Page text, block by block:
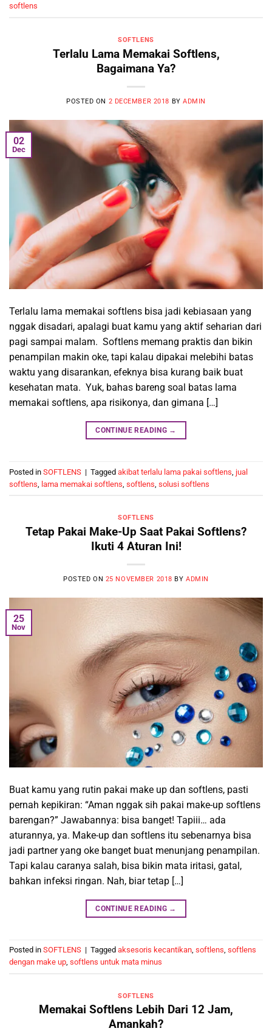
softlens
SOFTLENS
Terlalu Lama Memakai Softlens,
Bagaimana Ya?
POSTED ON 2 DECEMBER 2018 BYADMIN
02
Dec
Terlalu lama memakai softlens bisa jadi kebiasaan yang
nggak disadari, apalagi buat kamu yang aktif seharian dari
pagi sampai malam. Softlens memang praktis dan bikin
penampilan makin oke, tapi kalau dipakai melebihi batas
waktu yang disarankan, efeknya bisa kurang baik buat
kesehatan mata. Yuk, bahas bareng soal batas lama
memakai softlens, apa risikonya, dan gimana […]
CONTINUE READING →
Posted in SOFTLENS | Tagged akibat terlalu lama pakai softlens jual
softlens lama memakai softlens softlens solusi softlens
SOFTLENS
Tetap Pakai Make-Up Saat Pakai Softlens?
Ikuti 4 Aturan Ini!
POSTED ON 25 NOVEMBER 2018 BY ADMIN
25
Nov
Buat kamu yang rutin pakai make up dan softlens, pasti
pernah kepikiran: “Aman nggak sih pakai make-up softlens
barengan?” Jawabannya: bisa banget! Tapiii… ada
aturannya, ya. Make-up dan softlens itu sebenarnya bisa
jadi partner yang oke banget buat menunjang penampilan.
Tapi kalau caranya salah, bisa bikin mata iritasi, gatal,
bahkan infeksi ringan. Nah, biar tetap […]
CONTINUE READING →
Posted in SOFTLENS | Tagged aksesoris kecantikan softlens softlens
dengan make up softlens untuk mata minus
SOFTLENS
Memakai Softlens Lebih Dari 12 Jam,
Amankah?